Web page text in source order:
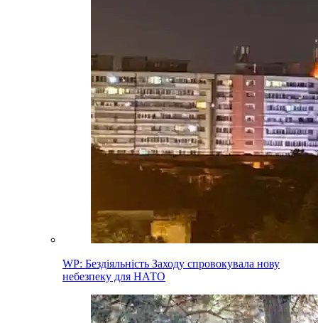
WP: Бездіяльність Заходу спровокувала нову
небезпеку для НАТО